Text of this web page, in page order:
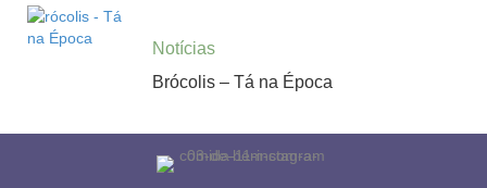
Notícias
Brócolis – Tá na Época